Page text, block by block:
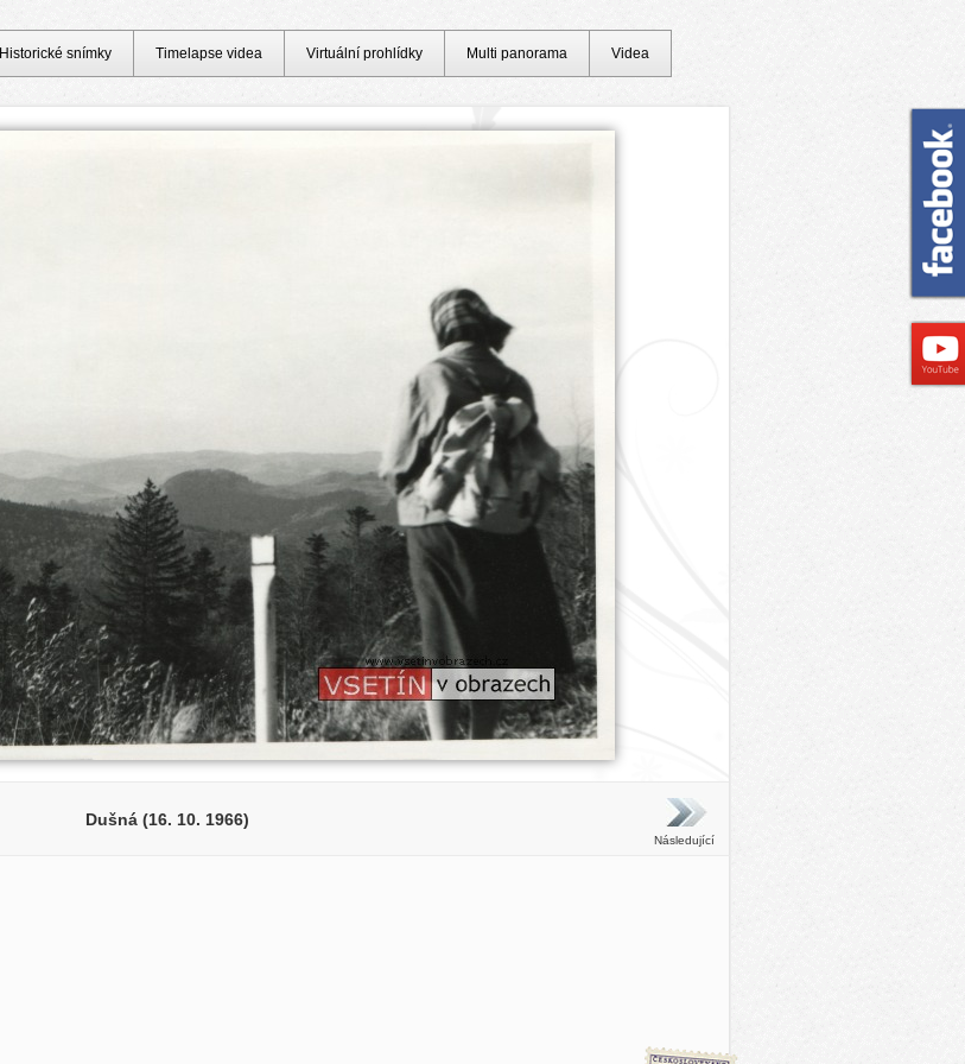
Dušná (16. 10. 1966)
Následující
Historické snímky Timelapse videa Virtuální prohlídky Multi panorama Videa